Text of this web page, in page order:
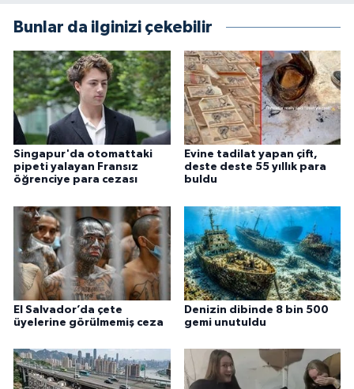
Bunlar da ilginizi çekebilir
Singapur'da otomattaki
pipeti yalayan Fransız
öğrenciye para cezası
Evine tadilat yapan çift,
deste deste 55 yıllık para
buldu
El Salvador’da çete
üyelerine görülmemiş ceza
Denizin dibinde 8 bin 500
gemi unutuldu